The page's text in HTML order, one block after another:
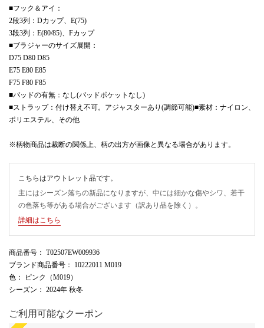
■フック＆アイ：
2段3列：Dカップ、E(75)
3段3列：E(80/85)、Fカップ
■ブラジャーのサイズ展開：
D75 D80 D85
E75 E80 E85
F75 F80 F85
■パッドの有無：なし(パッドポケットなし)
■ストラップ：付け替え不可。アジャスターあり(調節可能)■素材：ナイロン、
ポリエステル、その他
※柄物商品は裁断の関係上、柄の出方が画像と異なる場合があります。
こちらはアウトレット品です。
主にはシーズン落ちの新品になりますが、中には細かな傷やシワ、若干
の色落ち等がある場合がございます（訳あり品を除く）。
詳細はこちら
商品番号 ： T02507EW009936
ブランド商品番号 ： 10222011 M019
色 ： ピンク（M019）
シーズン ： 2024年 秋冬
ご利用可能なクーポン